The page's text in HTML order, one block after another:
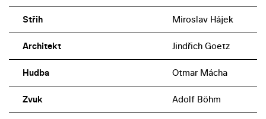
Střih Miroslav Hájek
Architekt Jindřich Goetz
Hudba Otmar Mácha
Zvuk Adolf Böhm